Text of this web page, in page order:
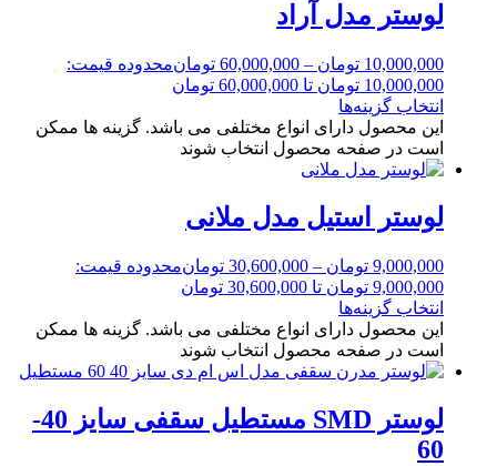
لوستر مدل آراد
10,000,000 تومان –
60,000,000 تومانمحدوده قیمت:
10,000,000 تومان تا 60,000,000 تومان
انتخاب گزینه‌ها
این محصول دارای انواع مختلفی می باشد. گزینه ها ممکن
است در صفحه محصول انتخاب شوند
لوستر استیل مدل ملانی
9,000,000 تومان –
30,600,000 تومانمحدوده قیمت:
9,000,000 تومان تا 30,600,000 تومان
انتخاب گزینه‌ها
این محصول دارای انواع مختلفی می باشد. گزینه ها ممکن
است در صفحه محصول انتخاب شوند
لوستر SMD مستطیل سقفی سایز 40-
60